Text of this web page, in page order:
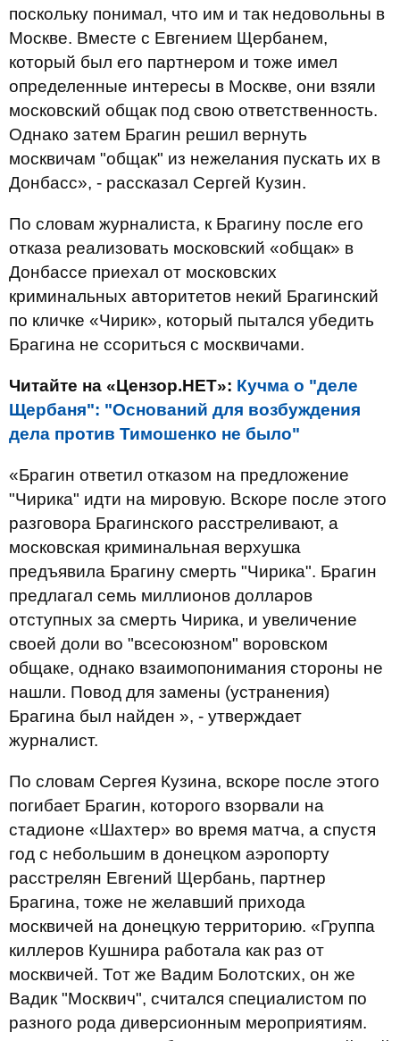
поскольку понимал, что им и так недовольны в
Москве. Вместе с Евгением Щербанем,
который был его партнером и тоже имел
определенные интересы в Москве, они взяли
московский общак под свою ответственность.
Однако затем Брагин решил вернуть
москвичам "общак" из нежелания пускать их в
Донбасс», - рассказал Сергей Кузин.
По словам журналиста, к Брагину после его
отказа реализовать московский «общак» в
Донбассе приехал от московских
криминальных авторитетов некий Брагинский
по кличке «Чирик», который пытался убедить
Брагина не ссориться с москвичами.
Читайте на «Цензор.НЕТ»: Кучма о "деле
Щербаня": "Оснований для возбуждения
дела против Тимошенко не было"
«Брагин ответил отказом на предложение
"Чирика" идти на мировую. Вскоре после этого
разговора Брагинского расстреливают, а
московская криминальная верхушка
предъявила Брагину смерть "Чирика". Брагин
предлагал семь миллионов долларов
отступных за смерть Чирика, и увеличение
своей доли во "всесоюзном" воровском
общаке, однако взаимопонимания стороны не
нашли. Повод для замены (устранения)
Брагина был найден », - утверждает
журналист.
По словам Сергея Кузина, вскоре после этого
погибает Брагин, которого взорвали на
стадионе «Шахтер» во время матча, а спустя
год с небольшим в донецком аэропорту
расстрелян Евгений Щербань, партнер
Брагина, тоже не желавший прихода
москвичей на донецкую территорию. «Группа
киллеров Кушнира работала как раз от
москвичей. Тот же Вадим Болотских, он же
Вадик "Москвич", считался специалистом по
разного рода диверсионным мероприятиям.